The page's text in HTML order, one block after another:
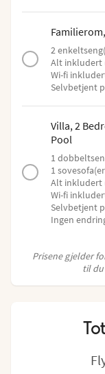
2
Alt inkludert
Wi-fi
Selvbetjent
Villa, 2
Pool
1
1
Alt inkludert
Wi-fi
Selvbetjent
Ingen
Prisene gjelder
til